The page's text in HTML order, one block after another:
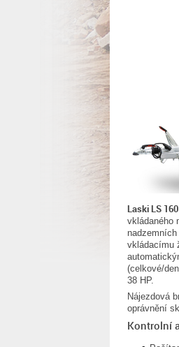
Laski LS
vkládaného
vkládacímu
(celkové/
38 HP.
Nájezdová
oprávnění
Kontrolní